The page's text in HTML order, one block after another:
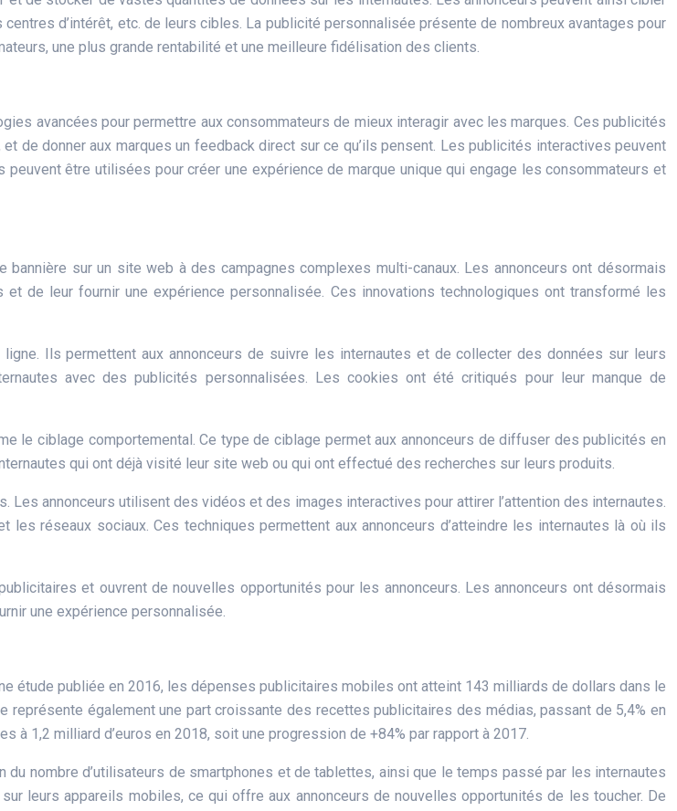
d’intérêt, etc. de leurs cibles. La publicité personnalisée présente de nombreux avantages pour
une plus grande rentabilité et une meilleure fidélisation des clients.
avancées pour permettre aux consommateurs de mieux interagir avec les marques. Ces publicités
de donner aux marques un feedback direct sur ce qu’ils pensent. Les publicités interactives peuvent
être utilisées pour créer une expérience de marque unique qui engage les consommateurs et
sur un site web à des campagnes complexes multi-canaux. Les annonceurs ont désormais
de leur fournir une expérience personnalisée. Ces innovations technologiques ont transformé les
Ils permettent aux annonceurs de suivre les internautes et de collecter des données sur leurs
avec des publicités personnalisées. Les cookies ont été critiqués pour leur manque de
le ciblage comportemental. Ce type de ciblage permet aux annonceurs de diffuser des publicités en
qui ont déjà visité leur site web ou qui ont effectué des recherches sur leurs produits.
annonceurs utilisent des vidéos et des images interactives pour attirer l’attention des internautes.
réseaux sociaux. Ces techniques permettent aux annonceurs d’atteindre les internautes là où ils
et ouvrent de nouvelles opportunités pour les annonceurs. Les annonceurs ont désormais
une expérience personnalisée.
étude publiée en 2016, les dépenses publicitaires mobiles ont atteint 143 milliards de dollars dans le
également une part croissante des recettes publicitaires des médias, passant de 5,4% en
1,2 milliard d’euros en 2018, soit une progression de +84% par rapport à 2017.
nombre d’utilisateurs de smartphones et de tablettes, ainsi que le temps passé par les internautes
leurs appareils mobiles, ce qui offre aux annonceurs de nouvelles opportunités de les toucher. De